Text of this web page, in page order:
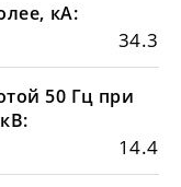
кА:
34.3
50 Гц при
14.4